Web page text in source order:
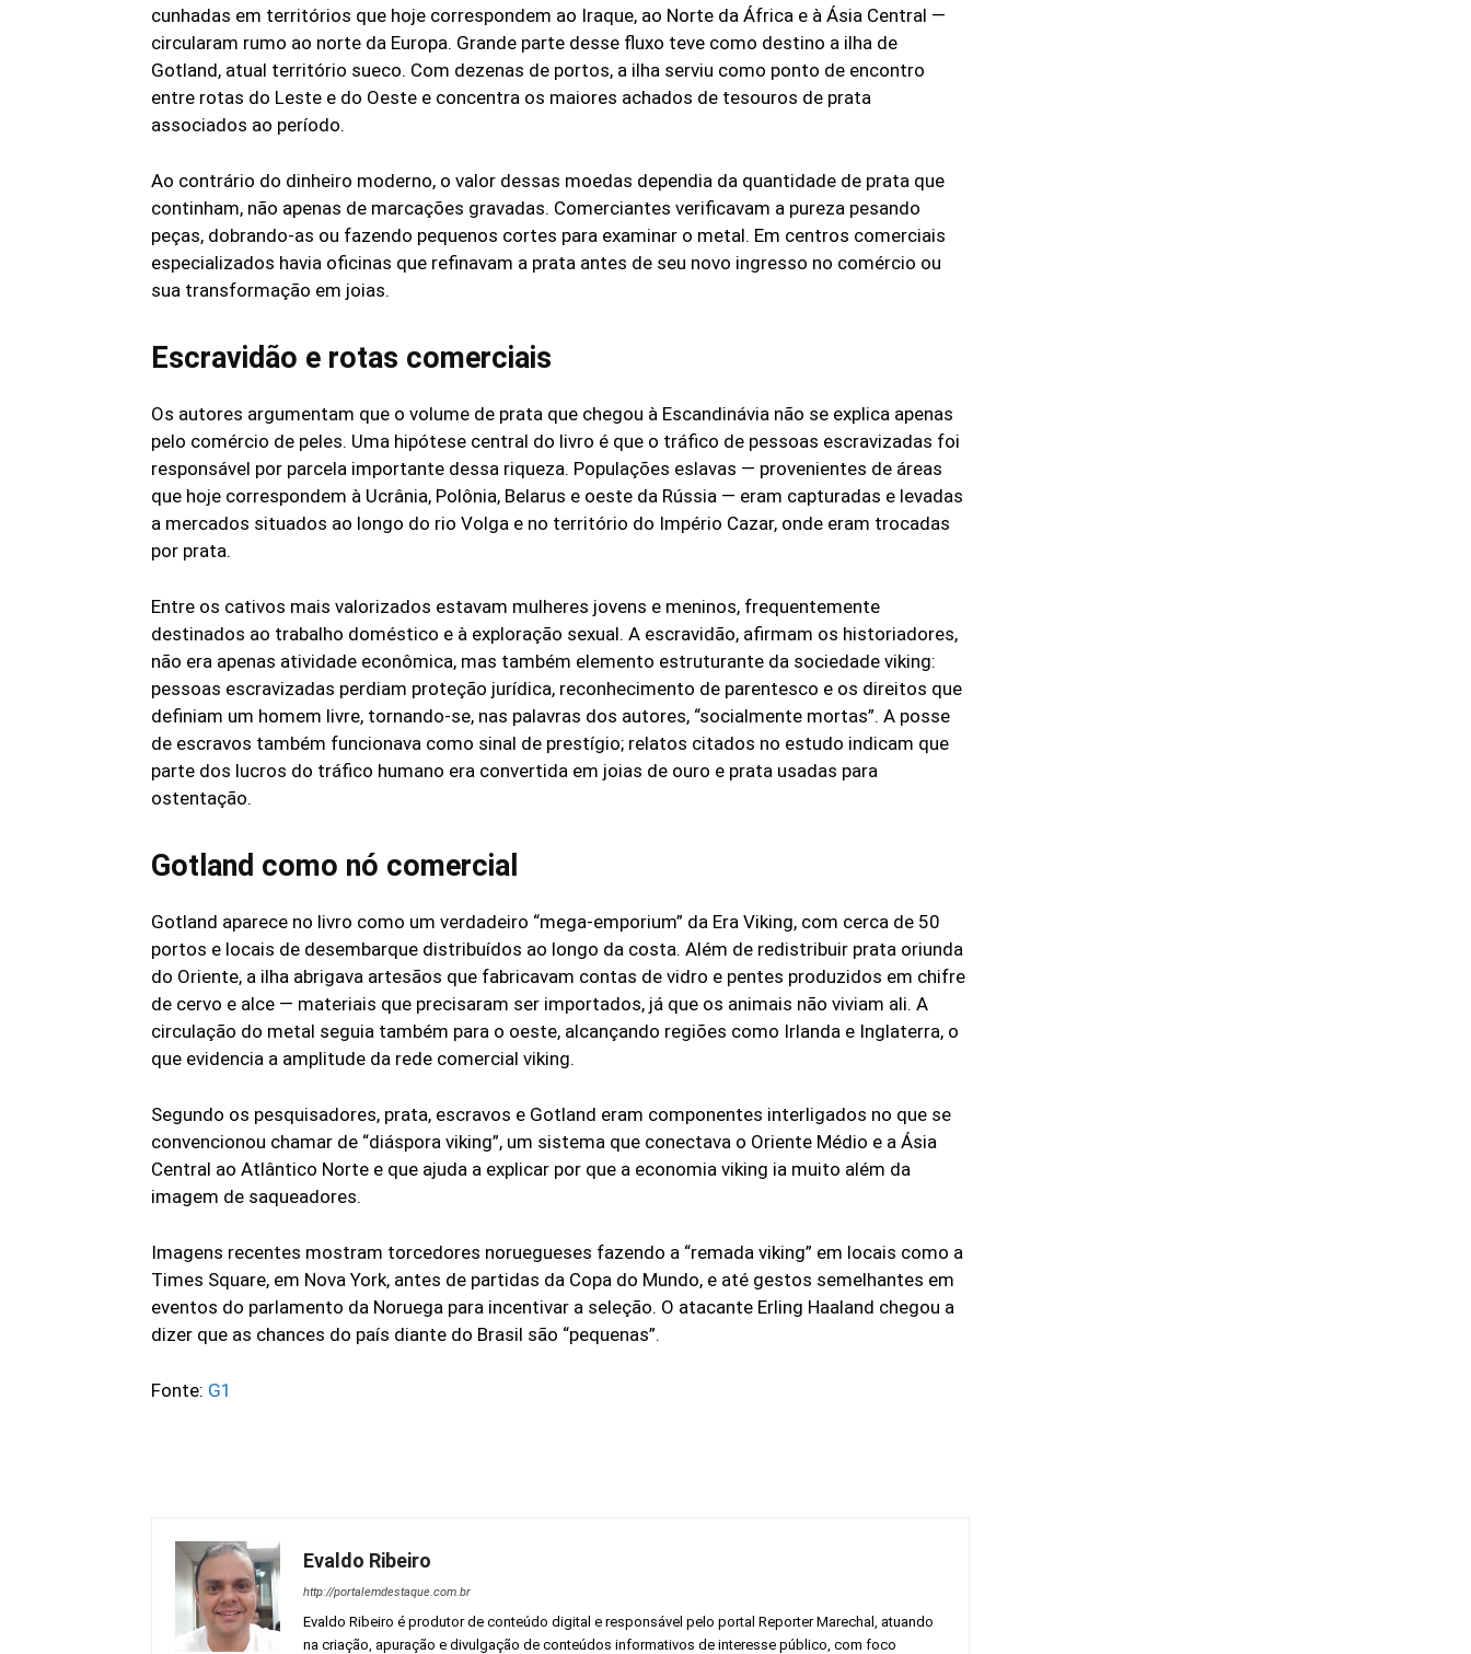
cunhadas em territórios que hoje correspondem ao Iraque, ao Norte da África e à Ásia Central —
circularam rumo ao norte da Europa. Grande parte desse fluxo teve como destino a ilha de
Gotland, atual território sueco. Com dezenas de portos, a ilha serviu como ponto de encontro
entre rotas do Leste e do Oeste e concentra os maiores achados de tesouros de prata
associados ao período.
Ao contrário do dinheiro moderno, o valor dessas moedas dependia da quantidade de prata que
continham, não apenas de marcações gravadas. Comerciantes verificavam a pureza pesando
peças, dobrando-as ou fazendo pequenos cortes para examinar o metal. Em centros comerciais
especializados havia oficinas que refinavam a prata antes de seu novo ingresso no comércio ou
sua transformação em joias.
Escravidão e rotas comerciais
Os autores argumentam que o volume de prata que chegou à Escandinávia não se explica apenas
pelo comércio de peles. Uma hipótese central do livro é que o tráfico de pessoas escravizadas foi
responsável por parcela importante dessa riqueza. Populações eslavas — provenientes de áreas
que hoje correspondem à Ucrânia, Polônia, Belarus e oeste da Rússia — eram capturadas e levadas
a mercados situados ao longo do rio Volga e no território do Império Cazar, onde eram trocadas
por prata.
Entre os cativos mais valorizados estavam mulheres jovens e meninos, frequentemente
destinados ao trabalho doméstico e à exploração sexual. A escravidão, afirmam os historiadores,
não era apenas atividade econômica, mas também elemento estruturante da sociedade viking:
pessoas escravizadas perdiam proteção jurídica, reconhecimento de parentesco e os direitos que
definiam um homem livre, tornando-se, nas palavras dos autores, “socialmente mortas”. A posse
de escravos também funcionava como sinal de prestígio; relatos citados no estudo indicam que
parte dos lucros do tráfico humano era convertida em joias de ouro e prata usadas para
ostentação.
Gotland como nó comercial
Gotland aparece no livro como um verdadeiro “mega-emporium” da Era Viking, com cerca de 50
portos e locais de desembarque distribuídos ao longo da costa. Além de redistribuir prata oriunda
do Oriente, a ilha abrigava artesãos que fabricavam contas de vidro e pentes produzidos em chifre
de cervo e alce — materiais que precisaram ser importados, já que os animais não viviam ali. A
circulação do metal seguia também para o oeste, alcançando regiões como Irlanda e Inglaterra, o
que evidencia a amplitude da rede comercial viking.
Segundo os pesquisadores, prata, escravos e Gotland eram componentes interligados no que se
convencionou chamar de “diáspora viking”, um sistema que conectava o Oriente Médio e a Ásia
Central ao Atlântico Norte e que ajuda a explicar por que a economia viking ia muito além da
imagem de saqueadores.
Imagens recentes mostram torcedores noruegueses fazendo a “remada viking” em locais como a
Times Square, em Nova York, antes de partidas da Copa do Mundo, e até gestos semelhantes em
eventos do parlamento da Noruega para incentivar a seleção. O atacante Erling Haaland chegou a
dizer que as chances do país diante do Brasil são “pequenas”.
Fonte: G1
Evaldo Ribeiro
http://portalemdestaque.com.br
Evaldo Ribeiro é produtor de conteúdo digital e responsável pelo portal Reporter Marechal, atuando
na criação, apuração e divulgação de conteúdos informativos de interesse público, com foco